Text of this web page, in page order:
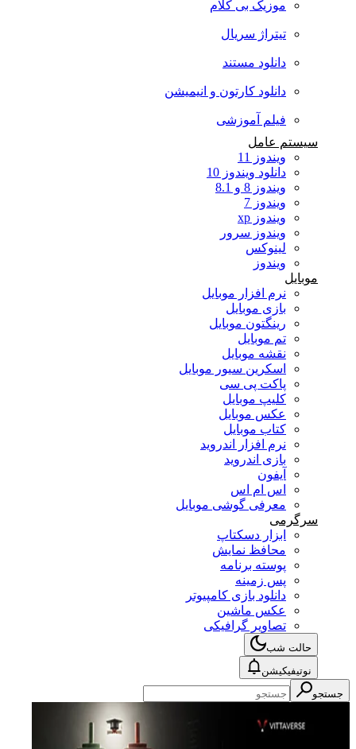
موزیک بی کلام
تیتراژ سریال
دانلود مستند
دانلود کارتون و انیمیشن
فیلم آموزشی
سیستم عامل
ویندوز 11
دانلود ویندوز 10
ویندوز 8 و 8.1
ویندوز 7
ویندوز xp
ویندوز سرور
لینوکس
ویندوز
موبایل
نرم افزار موبایل
بازی موبایل
رینگتون موبایل
تم موبایل
نقشه موبایل
اسکرین سیور موبایل
پاکت پی سی
کلیپ موبایل
عکس موبایل
کتاب موبایل
نرم افزار اندروید
بازی اندروید
آیفون
اس ام اس
معرفی گوشی موبایل
سرگرمی
ابزار دسکتاپ
محافظ نمایش
پوسته برنامه
پس زمینه
دانلود بازی کامپیوتر
عکس ماشین
تصاویر گرافیکی
حالت شب
نوتیفیکیشن
جستجو